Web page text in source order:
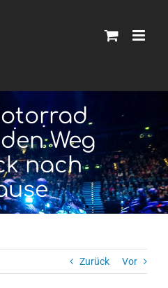
Weg
nach
Zurück Vor